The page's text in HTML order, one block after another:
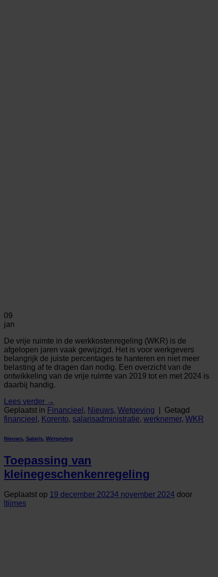
09
jan
De vrije ruimte in de werkkostenregeling (WKR) is de
afgelopen jaren vaak gewijzigd. Het is voor werkgevers
belangrijk de juiste percentages te hanteren en niet meer
belasting af te dragen dan nodig. Een overzicht van de
ontwikkeling van de vrije ruimte van 2019 tot en met 2024 is
daarbij handig.
Lees verder →
Geplaatst in Financieel , Nieuws, Wetgeving
Getagd
financieel , Korento, salarisadministratie, werknemer, WKR
Nieuws, Salaris, Wetgeving
Toepassing van
kleinegeschenkenregeling
Geplaatst op 19 december 20234 november 2024 door
ltijmes